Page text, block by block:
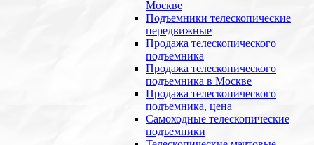
Москве
Подъемники телескопические
передвижные
Продажа телескопического
подъемника
Продажа телескопического
подъемника в Москве
Продажа телескопического
подъемника, цена
Самоходные телескопические
подъемники